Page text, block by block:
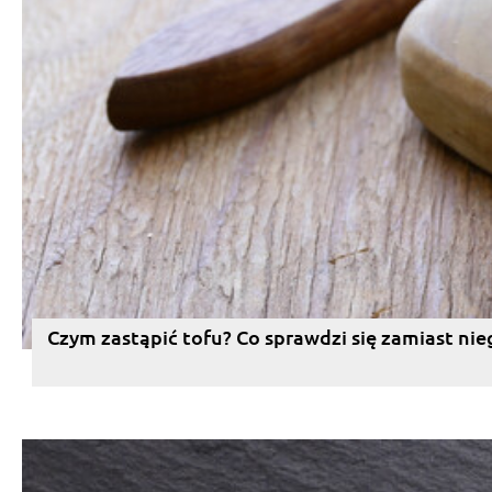
Czym zastąpić tofu? Co sprawdzi się zamiast